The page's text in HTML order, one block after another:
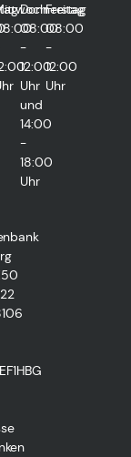
Donnerstag
08:00
-
12:00
Uhr
und
14:00
-
18:00
Uhr
Freitag
08:00
-
12:00
Uhr